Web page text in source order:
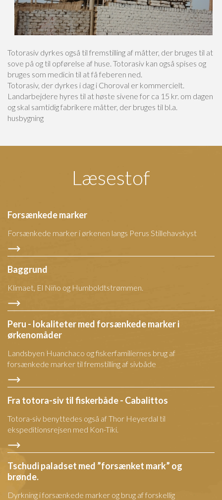
Totorasiv dyrkes også til fremstilling af måtter, der bruges til at
sove på og til opførelse af huse. Totorasiv kan også spises og
bruges som medicin til at få feberen ned.
Totorasiv, der dyrkes i dag i Choroval er kommercielt.
Landarbejdere hyres til at høste sivene for ca 15 kr. om dagen
og skal samtidig fabrikere måtter, der bruges til bl.a.
husbygning
Læsestof
Forsænkede marker
Forsænkede marker i ørkenen langs Perus Stillehavskyst
Baggrund
Klimaet, El Niño og Humboldtstrømmen.
Peru - lokaliteter med forsænkede marker i
ørkenomåder
Landsbyen Huanchaco og fiskerfamiliernes brug af
forsænkede marker til fremstilling af sivbåde
Fra totora-siv til fiskerbåde - Cabalittos
Totora-siv benyttedes også af Thor Heyerdal til
ekspeditionsrejsen med Kon-Tiki.
Tschudi paladset med ”forsænket mark” og
brønde.
Dyrkning i forsænkede marker og brug af forskellig